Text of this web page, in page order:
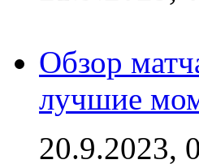
Обзор
лучшие
20.9.2023,